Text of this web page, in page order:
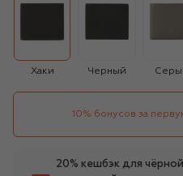
Хаки Черный
10% бонусов за
20% кешбэк для